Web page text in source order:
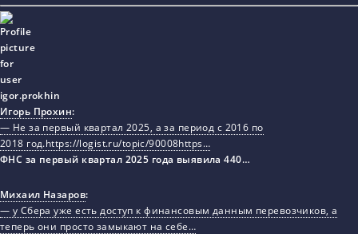
Игорь Прохин:
— Не за первый квартал 2025, а за период с 2016 по
2018 год.https://logist.ru/topic/90008https…
ФНС за первый квартал 2025 года выявила 440…
Михаил Назаров:
— у Сбера уже есть доступ к финансовым данным перевозчиков, а
теперь они просто замыкают на себе…